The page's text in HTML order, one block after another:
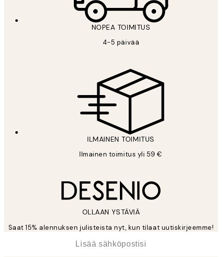
NOPEA TOIMITUS
4-5 päivää
ILMAINEN TOIMITUS
Ilmainen toimitus yli 59 €
OLLAAN YSTÄVIÄ
Saat 15% alennuksen julisteista nyt, kun tilaat uutiskirjeemme!